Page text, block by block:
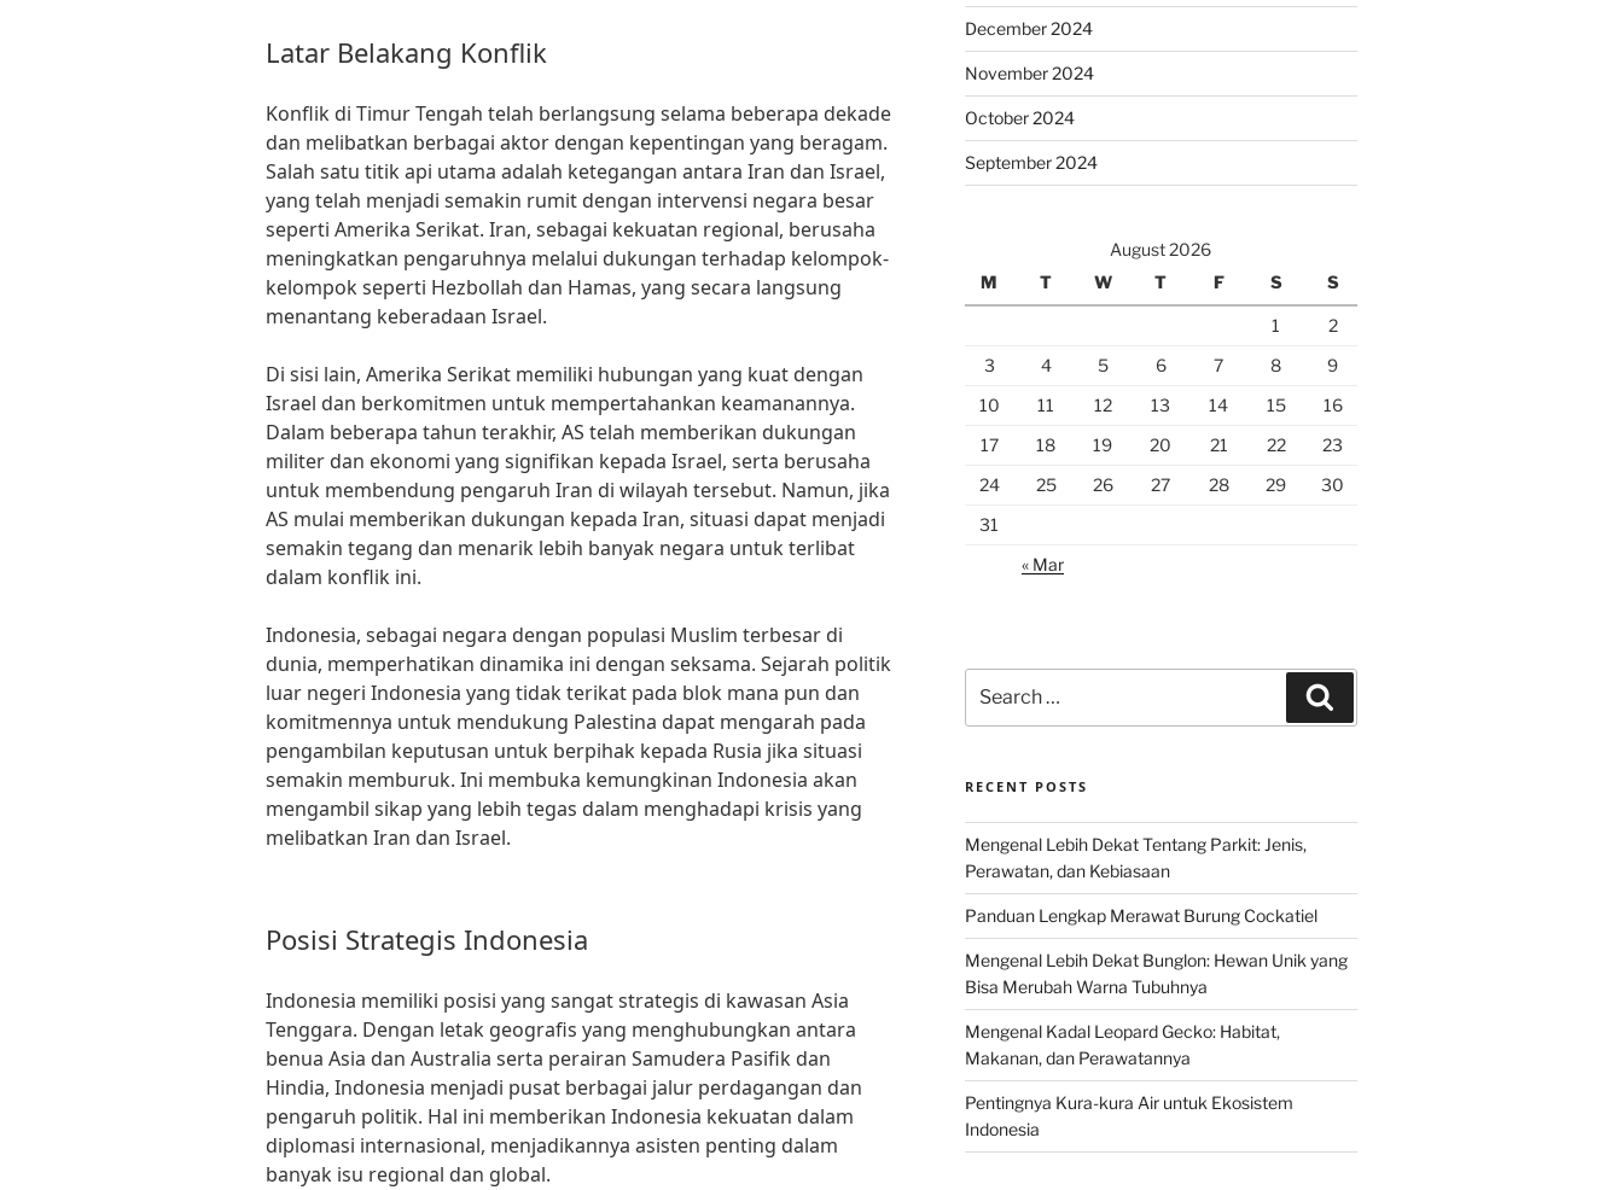
Latar Belakang Konflik
Konflik di Timur Tengah telah berlangsung selama beberapa dekade
dan melibatkan berbagai aktor dengan kepentingan yang beragam.
Salah satu titik api utama adalah ketegangan antara Iran dan Israel,
yang telah menjadi semakin rumit dengan intervensi negara besar
seperti Amerika Serikat. Iran, sebagai kekuatan regional, berusaha
meningkatkan pengaruhnya melalui dukungan terhadap kelompok-
kelompok seperti Hezbollah dan Hamas, yang secara langsung
menantang keberadaan Israel.
Di sisi lain, Amerika Serikat memiliki hubungan yang kuat dengan
Israel dan berkomitmen untuk mempertahankan keamanannya.
Dalam beberapa tahun terakhir, AS telah memberikan dukungan
militer dan ekonomi yang signifikan kepada Israel, serta berusaha
untuk membendung pengaruh Iran di wilayah tersebut. Namun, jika
AS mulai memberikan dukungan kepada Iran, situasi dapat menjadi
semakin tegang dan menarik lebih banyak negara untuk terlibat
dalam konflik ini.
Indonesia, sebagai negara dengan populasi Muslim terbesar di
dunia, memperhatikan dinamika ini dengan seksama. Sejarah politik
luar negeri Indonesia yang tidak terikat pada blok mana pun dan
komitmennya untuk mendukung Palestina dapat mengarah pada
pengambilan keputusan untuk berpihak kepada Rusia jika situasi
semakin memburuk. Ini membuka kemungkinan Indonesia akan
mengambil sikap yang lebih tegas dalam menghadapi krisis yang
melibatkan Iran dan Israel.
Posisi Strategis Indonesia
Indonesia memiliki posisi yang sangat strategis di kawasan Asia
Tenggara. Dengan letak geografis yang menghubungkan antara
benua Asia dan Australia serta perairan Samudera Pasifik dan
Hindia, Indonesia menjadi pusat berbagai jalur perdagangan dan
pengaruh politik. Hal ini memberikan Indonesia kekuatan dalam
diplomasi internasional, menjadikannya asisten penting dalam
banyak isu regional dan global.
December 2024
November 2024
October 2024
September 2024
August 2026
M
T W T F S S
1
2
3
4 5 6 7 8
9
10
11 12 13 14 15
16
17
18 19 20 21 22
23
24
25 26 27 28 29
30
31
« Mar
for:
RECENT POSTS
Mengenal Lebih Dekat Tentang Parkit: Jenis,
Perawatan, dan Kebiasaan
Panduan Lengkap Merawat Burung Cockatiel
Mengenal Lebih Dekat Bunglon: Hewan Unik yang
Bisa Merubah Warna Tubuhnya
Mengenal Kadal Leopard Gecko: Habitat,
Makanan, dan Perawatannya
Pentingnya Kura-kura Air untuk Ekosistem
Indonesia